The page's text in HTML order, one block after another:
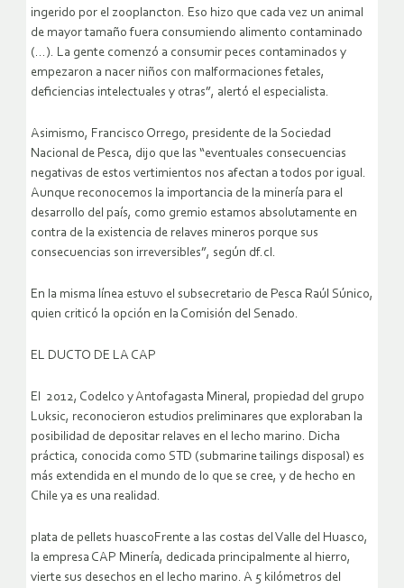
ingerido por el zooplancton. Eso hizo que cada vez un animal
de mayor tamaño fuera consumiendo alimento contaminado
(…). La gente comenzó a consumir peces contaminados y
empezaron a nacer niños con malformaciones fetales,
deficiencias intelectuales y otras”, alertó el especialista.
Asimismo, Francisco Orrego, presidente de la Sociedad
Nacional de Pesca, dijo que las “eventuales consecuencias
negativas de estos vertimientos nos afectan a todos por igual.
Aunque reconocemos la importancia de la minería para el
desarrollo del país, como gremio estamos absolutamente en
contra de la existencia de relaves mineros porque sus
consecuencias son irreversibles”, según df.cl.
En la misma línea estuvo el subsecretario de Pesca Raúl Súnico,
quien criticó la opción en la Comisión del Senado.
EL DUCTO DE LA CAP
El 2012, Codelco y Antofagasta Mineral, propiedad del grupo
Luksic, reconocieron estudios preliminares que exploraban la
posibilidad de depositar relaves en el lecho marino. Dicha
práctica, conocida como STD (submarine tailings disposal) es
más extendida en el mundo de lo que se cree, y de hecho en
Chile ya es una realidad.
plata de pellets huascoFrente a las costas del Valle del Huasco,
la empresa CAP Minería, dedicada principalmente al hierro,
vierte sus desechos en el lecho marino. A 5 kilómetros del